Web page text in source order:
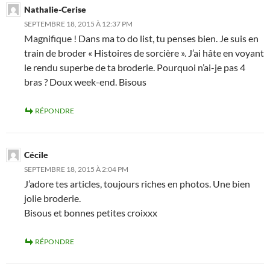
Nathalie-Cerise
SEPTEMBRE 18, 2015 À 12:37 PM
Magnifique ! Dans ma to do list, tu penses bien. Je suis en
train de broder « Histoires de sorcière ». J’ai hâte en voyant
le rendu superbe de ta broderie. Pourquoi n’ai-je pas 4
bras ? Doux week-end. Bisous
RÉPONDRE
Cécile
SEPTEMBRE 18, 2015 À 2:04 PM
J’adore tes articles, toujours riches en photos. Une bien
jolie broderie.
Bisous et bonnes petites croixxx
RÉPONDRE